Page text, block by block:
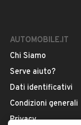
AUTOMOBILE.IT
Chi Siamo
Serve aiuto?
Dati identificativi
Condizioni generali
Privacy